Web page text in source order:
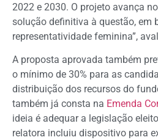
2022 e 2030. O projeto avança
solução definitiva à questão, em
representatividade feminina”,
A proposta aprovada também
o mínimo de 30% para as
distribuição dos recursos do
também já consta na Emenda
ideia é adequar a legislação
relatora incluiu dispositivo para